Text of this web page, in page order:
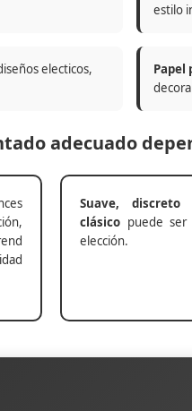
estilo
electicos,
Papel
adecuado
Suave, discreto
clásico puede
elección.